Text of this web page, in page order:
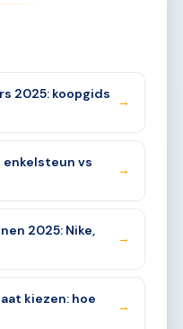
2025: koopgids
→
vs
→
2025: Nike,
→
kiezen: hoe
→